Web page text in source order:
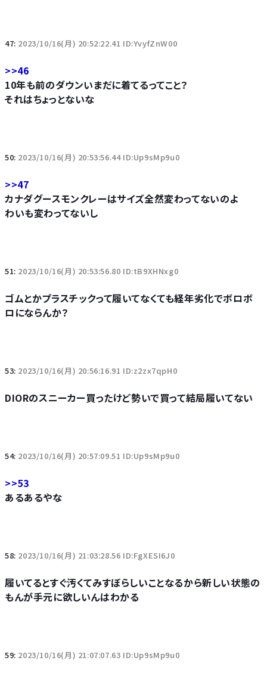
47: 2023/10/16(月) 20:52:22.41 ID:YvyfZnW00
>>46
10年も前のダウンいまだに着てるってこと？
それはちょっとないな
50: 2023/10/16(月) 20:53:56.44 ID:Up9sMp9u0
>>47
カナダグースモンクレーはサイズ全然変わってないのよ
わいも変わってないし
51: 2023/10/16(月) 20:53:56.80 ID:tB9XHNxg0
ゴムとかプラスチックって履いてなくても経年劣化でボロボ
ロにならんか？
53: 2023/10/16(月) 20:56:16.91 ID:z2zx7qpH0
DIORのスニーカー買ったけど勢いで買って結局履いてない
54: 2023/10/16(月) 20:57:09.51 ID:Up9sMp9u0
>>53
あるあるやな
58: 2023/10/16(月) 21:03:28.56 ID:FgXESI6J0
履いてるとすぐ汚くてみすぼらしいことなるから新しい状態の
もんが手元に欲しいんはわかる
59: 2023/10/16(月) 21:07:07.63 ID:Up9sMp9u0